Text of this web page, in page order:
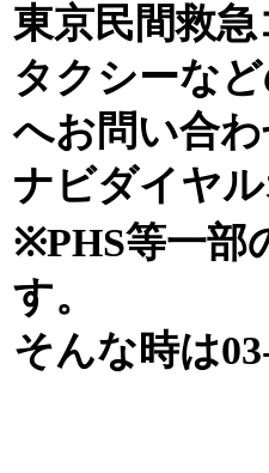
東京民間救
タクシーな
へお問い合わ
ナビダイヤ
※PHS等一部
す。
そんな時は